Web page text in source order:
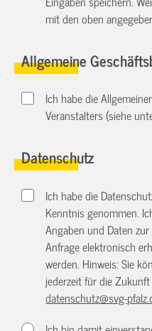
mit den oben
Allgemeine
Ich habe die
Veranstalters (siehe
Datenschutz
Ich habe die
Kenntnis genommen.
Angaben und Daten
Anfrage elektronisch
werden. Hinweis: Sie
jederzeit für die Zukunft
datenschutz@svg-